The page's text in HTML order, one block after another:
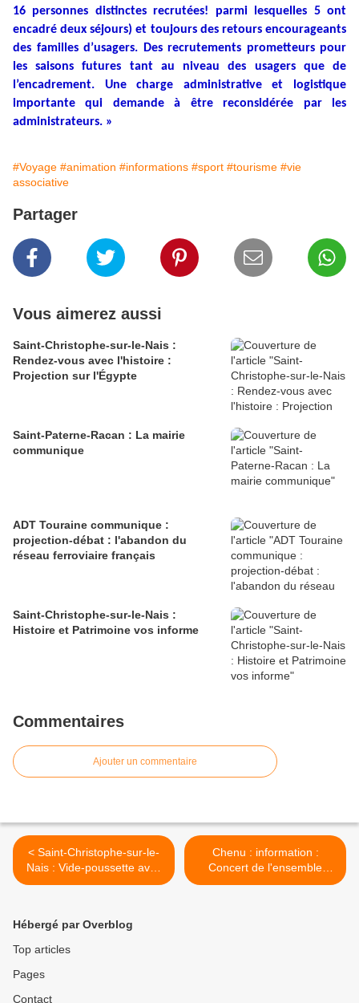
16 personnes distinctes recrutées! parmi lesquelles 5 ont
encadré deux séjours) et toujours des retours encourageants
des familles d’usagers. Des recrutements prometteurs pour
les saisons futures tant au niveau des usagers que de
l’encadrement. Une charge administrative et logistique
importante qui demande à être reconsidérée par les
administrateurs. »
#Voyage #animation #informations #sport #tourisme #vie
associative
Partager
Vous aimerez aussi
Saint-Christophe-sur-le-Nais :
Rendez-vous avec l'histoire :
Projection sur l'Égypte
Saint-Paterne-Racan : La mairie
communique
ADT Touraine communique :
projection-débat : l'abandon du
réseau ferroviaire français
Saint-Christophe-sur-le-Nais :
Histoire et Patrimoine vos informe
Commentaires
Ajouter un commentaire
< Saint-Christophe-sur-le-
Nais : Vide-poussette avec
l'APE
Chenu : information :
Concert de l'ensemble
Exobrass >
Hébergé par Overblog
Top articles
Pages
Contact